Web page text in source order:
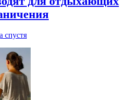
спустя